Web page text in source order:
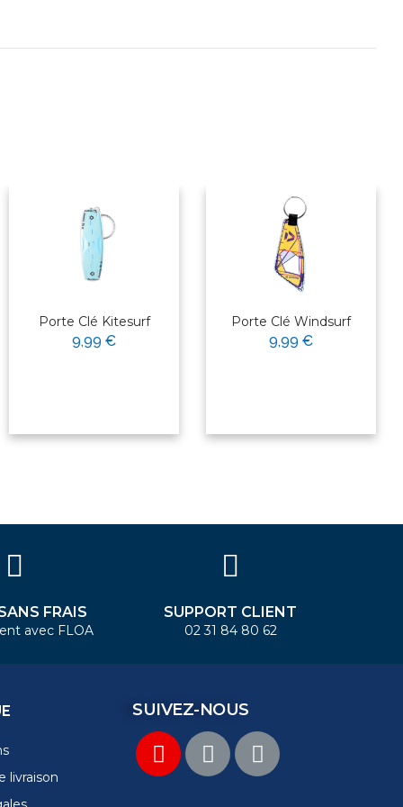
Porte Clé Kitesurf
9,99 €
Porte Clé Windsurf
9,99 €
FRAIS
avec FLOA
SUPPORT CLIENT
02 31 84 80 62
livraison
SUIVEZ-NOUS